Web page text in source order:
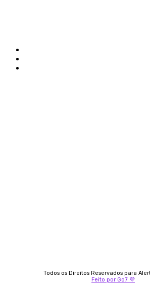
Todos os Direitos Reservados para
Feito por Go7 💜